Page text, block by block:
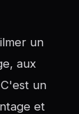
un
aux
un
et